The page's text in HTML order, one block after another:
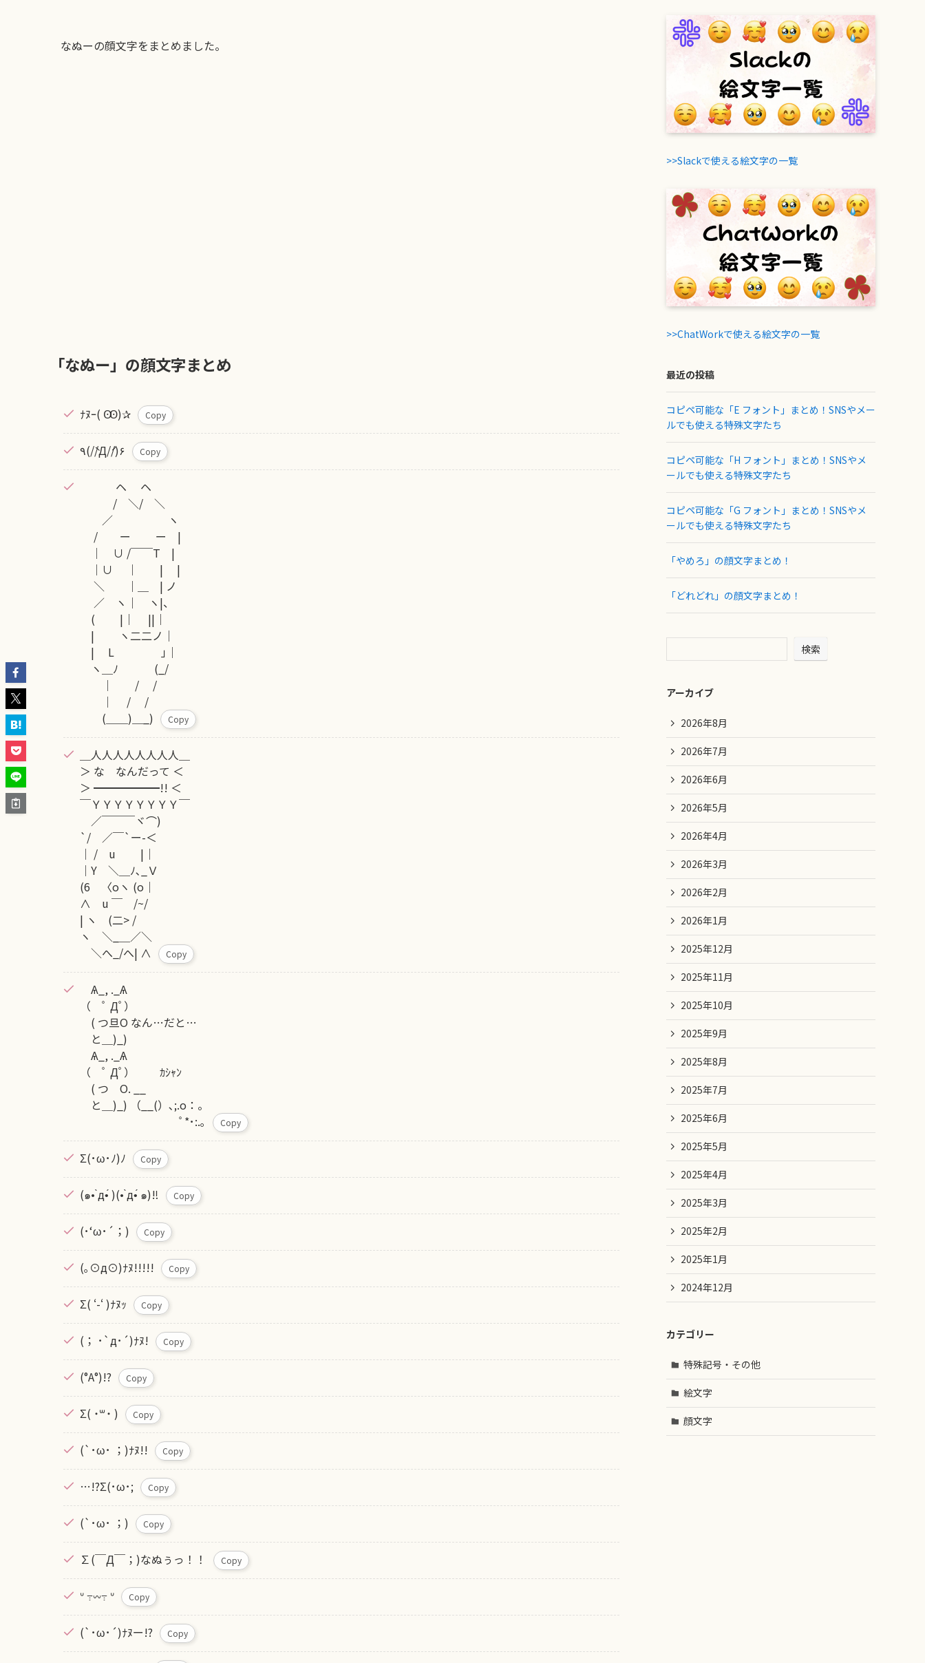
なぬーの顔文字をまとめました。
「なぬー」の顔文字まとめ
ﾅﾇｰ( Ꙭ)✰ Copy
٩(//̀Д/́/)۶ Copy
ヘ ヘ
/ ＼/ ＼
／ ヽ
/ ー ー |
｜ ∪ /￣￣T |
｜∪ ｜ | |
＼ ｜＿ | ノ
／ ヽ｜ ヽ|、
( |｜ ||｜
| ヽ二二ノ｜
| L ｣｜
ヽ＿ﾉ (_/
｜ / /
｜ / /
(＿＿)＿_)
Copy
＿人人人人人人人人＿
＞ な なんだって ＜
＞ ━━━━━━!! ＜
￣ＹＹＹＹＹＹＹＹ￣
／￣￣￣ヾ⌒)
`/ ／￣`ー-＜
｜ / u |｜
｜Y ＼＿ﾉ､_Ｖ
(6 〈oヽ (o｜
∧ u ￣ /~/
| ヽ (二> /
ヽ ＼_＿／＼
＼へ_/へ| ∧
Copy
Ѧ_, ._Ѧ
（ ﾟ Дﾟ）
( つ旦O なん…だと…
と＿)_)
Ѧ_, ._Ѧ
（ ﾟ Дﾟ） ｶｼｬﾝ
( つ O. __
と＿)_) （__(）､;.o：。
ﾟ*･:.｡
Copy
Σ(･ω･ﾉ)ﾉ Copy
(๑• ̀д•́ )(• ̀д•́ ๑)‼️ Copy
(･‘ω･´；) Copy
(｡⊙д⊙)ﾅﾇ!!!!! Copy
Σ( ‘-‘ )ﾅﾇｯ Copy
(； ･`д･´)ﾅﾇ! Copy
(°A°)!? Copy
Σ( ˙꒳​˙ ) Copy
(`･ω･ ；)ﾅﾇ!! Copy
…!?Σ(･ω･; Copy
(`･ω･ ；) Copy
∑(￣Д￣；)なぬぅっ！！ Copy
ᐡ ߹𖥦߹ ᐡ Copy
(`･ω･´)ﾅﾇー!? Copy
>>Slackで使える絵文字の一覧
>>ChatWorkで使える絵文字の一覧
最近の投稿
コピペ可能な「E フォント」まとめ！SNSやメー
ルでも使える特殊文字たち
コピペ可能な「H フォント」まとめ！SNSやメ
ールでも使える特殊文字たち
コピペ可能な「G フォント」まとめ！SNSやメ
ールでも使える特殊文字たち
「やめろ」の顔文字まとめ！
「どれどれ」の顔文字まとめ！
検索
アーカイブ
2026年8月
2026年7月
2026年6月
2026年5月
2026年4月
2026年3月
2026年2月
2026年1月
2025年12月
2025年11月
2025年10月
2025年9月
2025年8月
2025年7月
2025年6月
2025年5月
2025年4月
2025年3月
2025年2月
2025年1月
2024年12月
カテゴリー
特殊記号・その他
絵文字
顔文字